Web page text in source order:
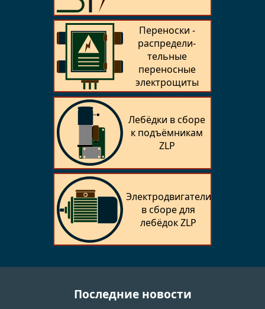
Переноски -
распредели­
тельные
переносные
электрощиты
Лебёдки в сборе
к подъёмникам
ZLP
Электродвигатели
в сборе для
лебёдок ZLP
Последние новости